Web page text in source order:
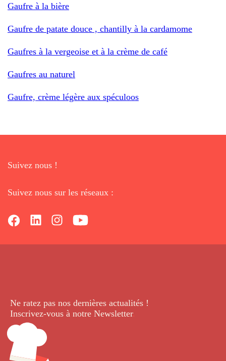
Gaufre à la bière
Gaufre de patate douce , chantilly à la cardamome
Gaufres à la vergeoise et à la crème de café
Gaufres au naturel
Gaufre, crème légère aux spéculoos
Suivez nous !
Suivez nous sur les réseaux :
Ne ratez pas nos dernières actualités !
Inscrivez-vous à notre Newsletter.